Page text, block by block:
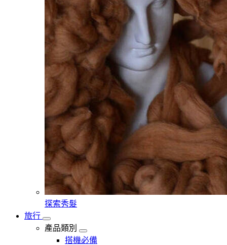
探索秀髮
旅行
產品類別
搭機必備